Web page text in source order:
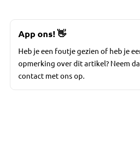
App ons! 👋
Heb je een foutje gezien of heb je
opmerking over dit artikel? Neem
contact met ons op.